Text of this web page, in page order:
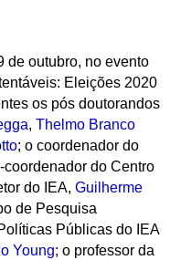
de outubro, no evento
Eleições 2020
os pós doutorandos
, Thelmo Branco
; o coordenador do
coordenador do Centro
do IEA, Guilherme
de Pesquisa
Públicas do IEA
Young; o professor da